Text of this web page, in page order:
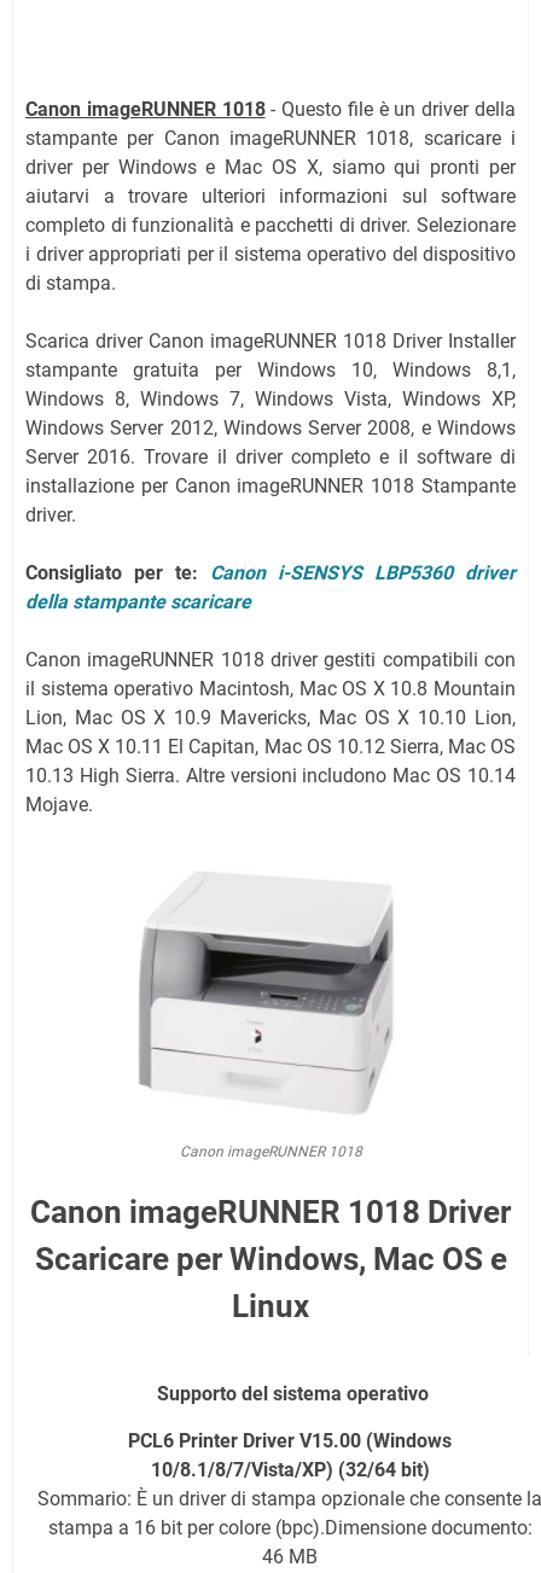
Canon imageRUNNER 1018- Questo file è un driver della
stampante per Canon imageRUNNER 1018, scaricare i
driver per Windows e Mac OS X, siamo qui pronti per
aiutarvi a trovare ulteriori informazioni sul software
completo di funzionalità e pacchetti di driver. Selezionare
i driver appropriati per il sistema operativo del dispositivo
di stampa.
Scarica driver Canon imageRUNNER 1018 Driver Installer
stampante gratuita per Windows 10, Windows 8,1,
Windows 8, Windows 7, Windows Vista, Windows XP,
Windows Server 2012, Windows Server 2008, e Windows
Server 2016. Trovare il driver completo e il software di
installazione per Canon imageRUNNER 1018 Stampante
driver.
Consigliato per te:
Canon i-SENSYS LBP5360 driver
della stampante scaricare
Canon imageRUNNER 1018 driver gestiti compatibili con
il sistema operativo Macintosh, Mac OS X 10.8 Mountain
Lion, Mac OS X 10.9 Mavericks, Mac OS X 10.10 Lion,
Mac OS X 10.11 El Capitan, Mac OS 10.12 Sierra, Mac OS
10.13 High Sierra. Altre versioni includono Mac OS 10.14
Mojave.
Canon imageRUNNER 1018
Canon imageRUNNER 1018 Driver
Scaricare per Windows, Mac OS e
Linux
Supporto del sistema operativo
PCL6 Printer Driver V15.00 (Windows
10/8.1/8/7/Vista/XP) (32/64 bit)
Sommario: È un driver di stampa opzionale che consente la
stampa a 16 bit per colore (bpc).Dimensione documento:
46 MB